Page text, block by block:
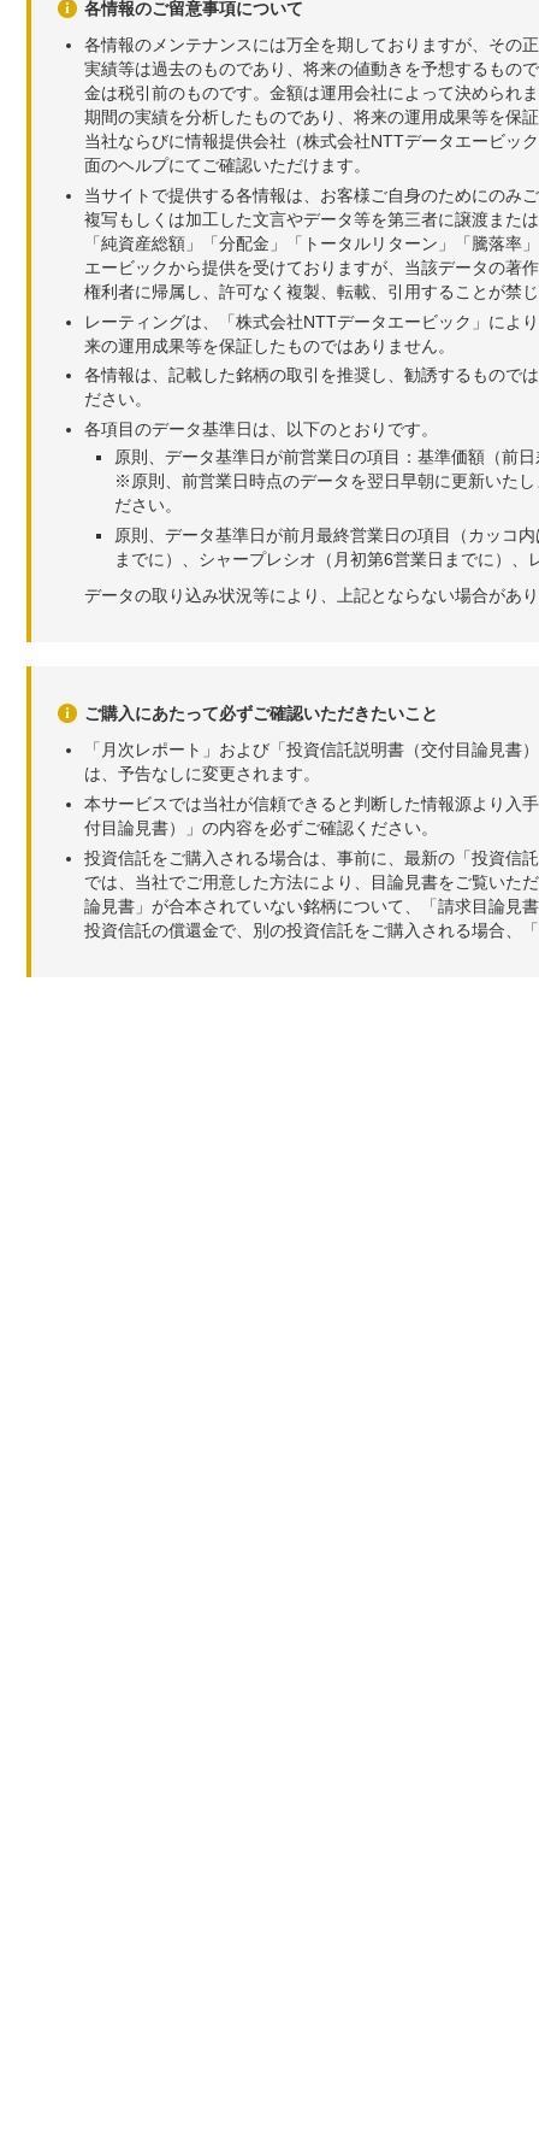
各情報のご留意事項について
各情報のメンテナンスには万全を期しておりますが、その
実績等は過去のものであり、将来の値動きを予想するもの
金は税引前のものです。金額は運用会社によって決められ
期間の実績を分析したものであり、将来の運用成果等を保
当社ならびに情報提供会社（株式会社NTTデータエービッ
面のヘルプにてご確認いただけます。
当サイトで提供する各情報は、お客様ご自身のためにのみ
複写もしくは加工した文言やデータ等を第三者に譲渡また
「純資産総額」「分配金」「トータルリターン」「騰落
エービックから提供を受けておりますが、当該データの著
権利者に帰属し、許可なく複製、転載、引用することが禁
レーティングは、「株式会社NTTデータエービック」によ
来の運用成果等を保証したものではありません。
各情報は、記載した銘柄の取引を推奨し、勧誘するもので
ださい。
各項目のデータ基準日は、以下のとおりです。
原則、データ基準日が前営業日の項目：基準価額（前
※原則、前営業日時点のデータを翌日早朝に更新いた
ださい。
原則、データ基準日が前月最終営業日の項目（カッコ
までに）、シャープレシオ（月初第6営業日までに）
データの取り込み状況等により、上記とならない場合があ
ご購入にあたって必ずご確認いただきたいこと
「月次レポート」および「投資信託説明書（交付目論見
は、予告なしに変更されます。
本サービスでは当社が信頼できると判断した情報源より入
付目論見書）」の内容を必ずご確認ください。
投資信託をご購入される場合は、事前に、最新の「投資信
では、当社でご用意した方法により、目論見書をご覧いた
論見書」が合本されていない銘柄について、「請求目論見
投資信託の償還金で、別の投資信託をご購入される場合、